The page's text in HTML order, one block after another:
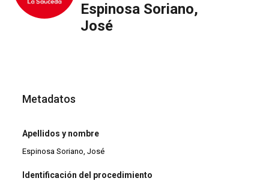
Espinosa Soriano,
José
Metadatos
Apellidos y nombre
Espinosa Soriano, José
Identificación del procedimiento